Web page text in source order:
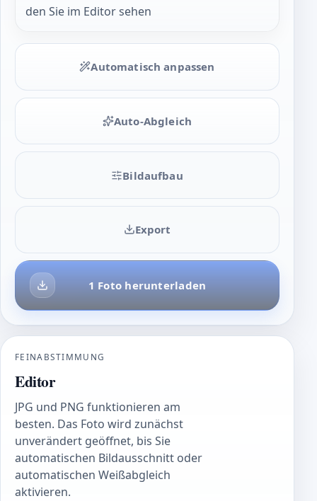
den Sie im Editor sehen
Automatisch anpassen
Auto-Abgleich
Bildaufbau
1 Foto herunterladen
Export
FEINABSTIMMUNG
Editor
JPG und PNG funktionieren am
besten. Das Foto wird zunächst
unverändert geöffnet, bis Sie
automatischen Bildausschnitt oder
automatischen Weißabgleich
aktivieren.